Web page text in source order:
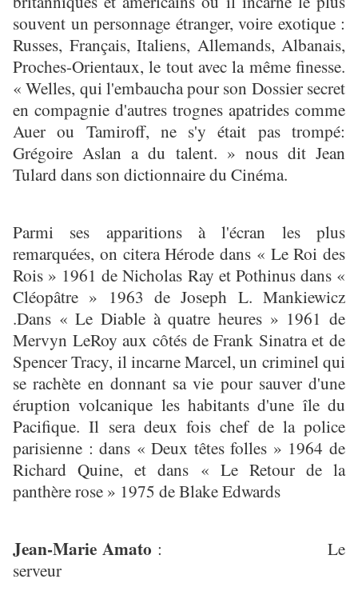
souvent un personnage étranger, voire exotique :
Russes, Français, Italiens, Allemands, Albanais,
Proches-Orientaux, le tout avec la même finesse.
« Welles, qui l'embaucha pour son Dossier secret
en compagnie d'autres trognes apatrides comme
Auer ou Tamiroff, ne s'y était pas trompé:
Grégoire Aslan a du talent. » nous dit Jean
Tulard dans son dictionnaire du Cinéma.
Parmi ses apparitions à l'écran les plus
remarquées, on citera Hérode dans « Le Roi des
Rois » 1961 de Nicholas Ray et Pothinus dans «
Cléopâtre » 1963 de Joseph L. Mankiewicz
.Dans « Le Diable à quatre heures » 1961 de
Mervyn LeRoy aux côtés de Frank Sinatra et de
Spencer Tracy, il incarne Marcel, un criminel qui
se rachète en donnant sa vie pour sauver d'une
éruption volcanique les habitants d'une île du
Pacifique. Il sera deux fois chef de la police
parisienne : dans « Deux têtes folles » 1964 de
Richard Quine, et dans « Le Retour de la
panthère rose » 1975 de Blake Edwards
Jean-Marie Amato : Le
serveur